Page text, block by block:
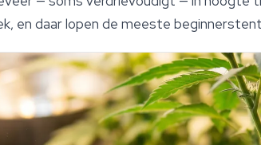
en daar lopen de meeste